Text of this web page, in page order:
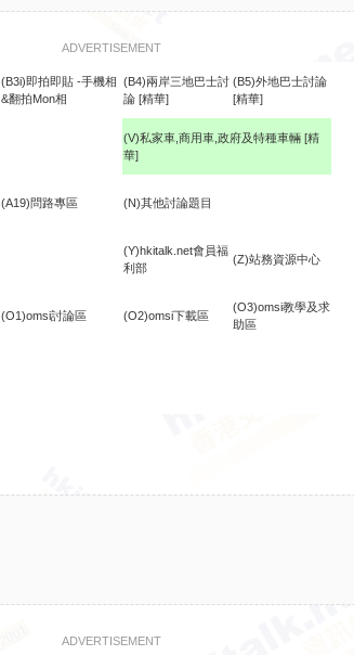
ADVERTISEMENT
(B3i)即拍即貼 -手機相
&翻拍Mon相
(B4)兩岸三地巴士討
論 [精華]
(B5)外地巴士討論
[精華]
(V)私家車,商用車,政府及特種車輛 [精
華]
(A19)問路專區 (N)其他討論題目
(Y)hkitalk.net會員福
利部
(Z)站務資源中心
(O1)omsi討論區 (O2)omsi下載區
(O3)omsi教學及求
助區
ADVERTISEMENT